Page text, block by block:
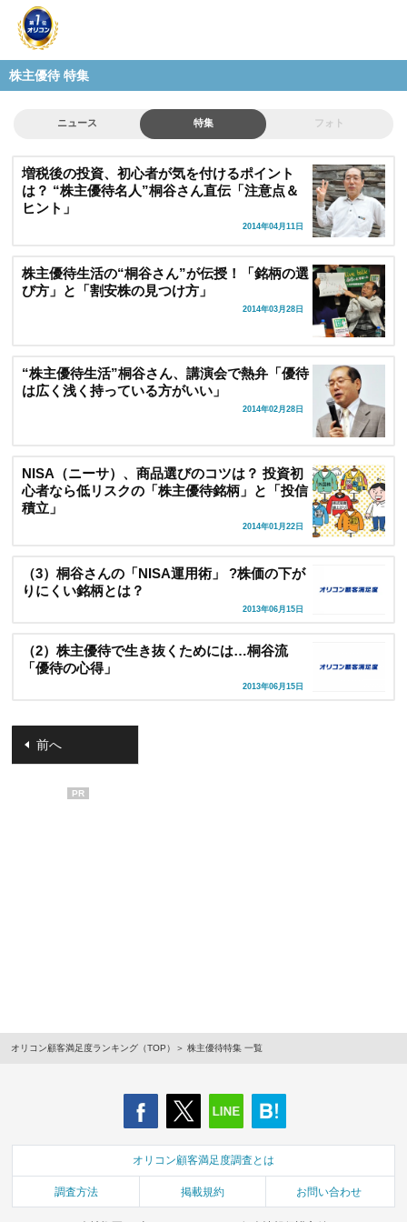
株主優待 特集
ニュース 特集 フォト
増税後の投資、初心者が気を付けるポイント
は？ “株主優待名人”桐谷さん直伝「注意点＆
ヒント」
2014年04月11日
株主優待生活の“桐谷さん”が伝授！「銘柄の選
び方」と「割安株の見つけ方」
2014年03月28日
“株主優待生活”桐谷さん、講演会で熱弁「優待
は広く浅く持っている方がいい」
2014年02月28日
NISA（ニーサ）、商品選びのコツは？ 投資初
心者なら低リスクの「株主優待銘柄」と「投信
積立」
2014年01月22日
（3）桐谷さんの「NISA運用術」 ?株価の下が
りにくい銘柄とは？
2013年06月15日
（2）株主優待で生き抜くためには…桐谷流
「優待の心得」
2013年06月15日
前へ
PR
オリコン顧客満足度ランキング（TOP） 株主優待特集 一覧
オリコン顧客満足度調査とは
調査方法 掲載規約 お問い合わせ